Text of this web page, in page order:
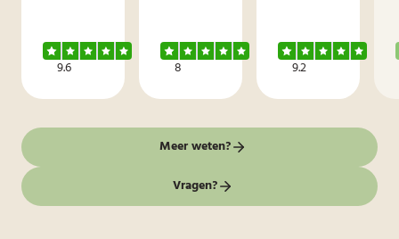
9.6 8 9.2
Meer weten?
Vragen?